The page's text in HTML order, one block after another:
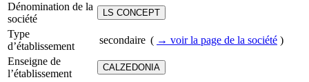
Dénomination de la
société
LS CONCEPT
Type
d’établissement
secondaire ( → voir la page de la société )
Enseigne de
l’établissement
CALZEDONIA